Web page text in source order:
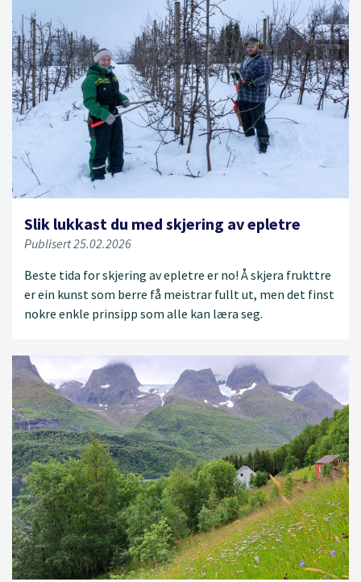
Slik lukkast du med skjering av epletre
Publisert 25.02.2026
Beste tida for skjering av epletre er no! Å skjera frukttre
er ein kunst som berre få meistrar fullt ut, men det finst
nokre enkle prinsipp som alle kan læra seg.